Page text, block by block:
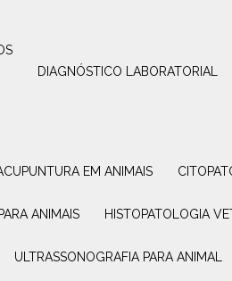
DIAGNÓSTICO LABORATORIAL
ACUPUNTURA EM ANIMAIS
ANIMAIS HISTOPATOLOGIA
ULTRASSONOGRAFIA PARA ANIMAL